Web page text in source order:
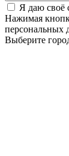
Я даю своё
Нажимая
персональных
Выберите